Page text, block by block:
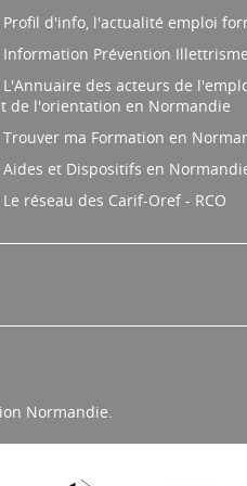
Profil d'info, l'actualité emploi
Information Prévention
L'Annuaire des acteurs de
de l'orientation en Normandie
Trouver ma Formation en
Aides et Dispositifs en
Le réseau des Carif-Oref - RCO
Normandie.